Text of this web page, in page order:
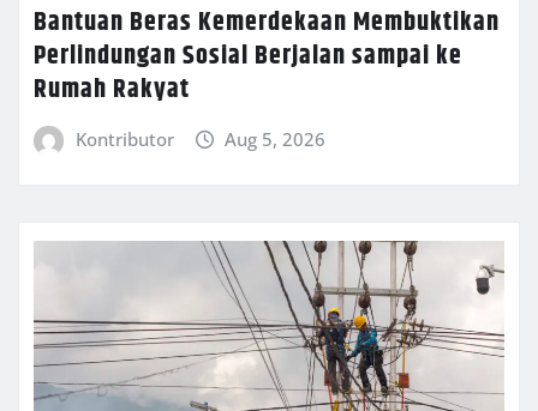
Bantuan Beras Kemerdekaan Membuktikan
Perlindungan Sosial Berjalan sampai ke
Rumah Rakyat
Kontributor Aug 5, 2026